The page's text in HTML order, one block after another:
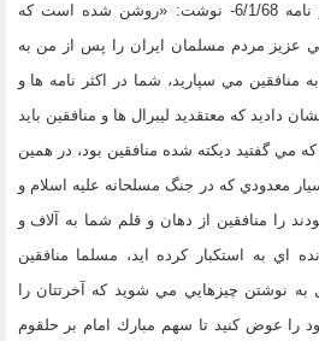
خميني براي عزل منتظري- در نامه 6/1/68- نوشت: «روشن شده است كه
عزيز مردم مسلمان ايران را پس از من به
منافقين مي سپاريد، شما در اكثر نامه ها و
داديد كه معتقديد ليبرال ها و منافقين بايد
مي گفتيد ديكته شده منافقين بود، در همين
معدودي كه در جنگ مسلحانه عليه اسلام و
را منافقين از دهان و قلم شما به آلاف و
اي به استكبار كرده ايد، مسلما منافقين
نوشتن چيزهايي مي شويد كه آخرتتان را
را عوض كنيد تا سهم مبارك امام بر حلقوم